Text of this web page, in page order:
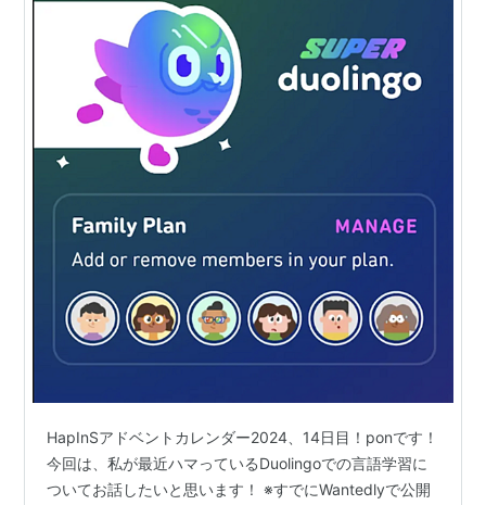
HapInSアドベントカレンダー2024、14日目！ponです！
今回は、私が最近ハマっているDuolingoでの言語学習に
ついてお話したいと思います！ ※すでにWantedlyで公開